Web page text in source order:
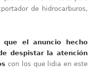
de hidrocarburos,
el anuncio hecho
despistar la atención
con los que lidia en este